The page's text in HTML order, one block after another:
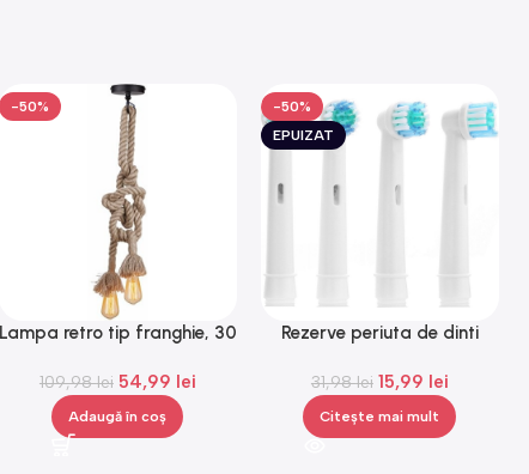
-50%
Lampa retro tip franghie, 30
109,98lei 54,99 lei
Adaugă în coș
-50%
EPUIZAT
Rezerve periuta de dinti
capete de periuta, 4 bucati
31,98lei 15,99 lei
Citește mai mult